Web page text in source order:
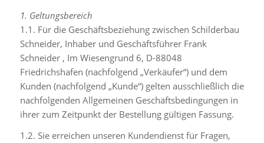
1. Geltungsbereich
1.1. Für die Geschäftsbeziehung zwischen Schilderbau
Schneider, Inhaber und Geschäftsführer Frank
Schneider , Im Wiesengrund 6, D-88048
Friedrichshafen (nachfolgend „Verkäufer“) und dem
Kunden (nachfolgend „Kunde“) gelten ausschließlich die
nachfolgenden Allgemeinen Geschäftsbedingungen in
ihrer zum Zeitpunkt der Bestellung gültigen Fassung.
1.2. Sie erreichen unseren Kundendienst für Fragen,